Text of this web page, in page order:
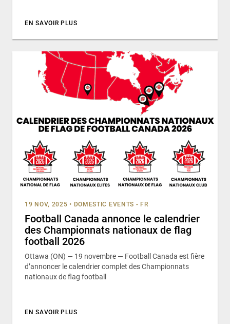
EN SAVOIR PLUS
19 NOV, 2025 • DOMESTIC EVENTS - FR
Football Canada annonce le calendrier
des Championnats nationaux de flag
football 2026
Ottawa (ON) — 19 novembre — Football Canada est fière
d’annoncer le calendrier complet des Championnats
nationaux de flag football
EN SAVOIR PLUS